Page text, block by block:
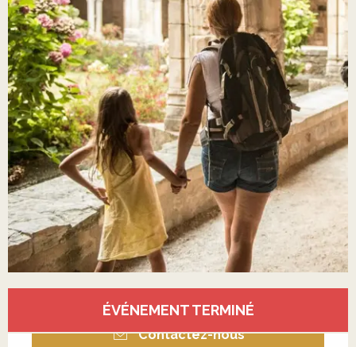
ÉVÉNEMENT TERMINÉ
Contactez-nous